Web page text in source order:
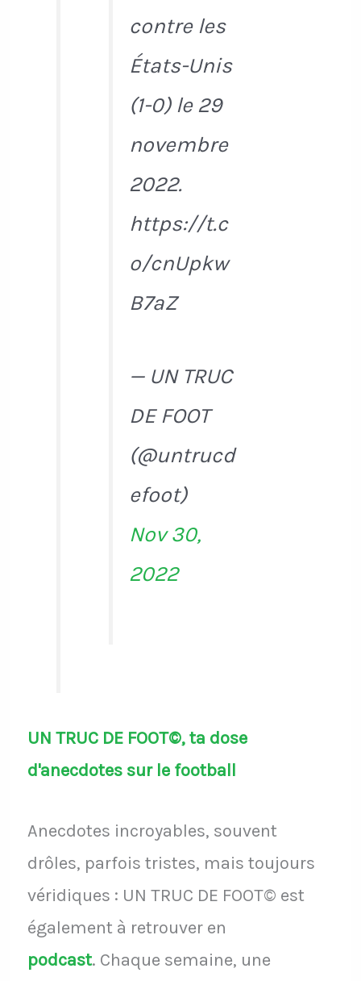
contre les
États-Unis
(1-0) le 29
novembre
2022.
https://t.c
o/cnUpkw
B7aZ
— UN TRUC
DE FOOT
(@untrucd
efoot)
Nov 30,
2022
UN TRUC DE FOOT©, ta dose
d'anecdotes sur le football
Anecdotes incroyables, souvent
drôles, parfois tristes, mais toujours
véridiques : UN TRUC DE FOOT© est
également à retrouver en
podcast. Chaque semaine, une